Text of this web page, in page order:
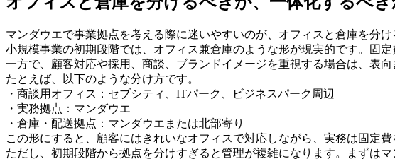
マンダウエで事業拠点を考える際に迷いやすいのが、オフィスと倉庫を分け
小規模事業の初期段階では、オフィス兼倉庫のような形が現実的です。固
一方で、顧客対応や採用、商談、ブランドイメージを重視する場合は、表
たとえば、以下のような分け方です。
・商談用オフィス：セブシティ、ITパーク、ビジネスパーク周辺
・実務拠点：マンダウエ
・倉庫・配送拠点：マンダウエまたは北部寄り
この形にすると、顧客にはきれいなオフィスで対応しながら、実務は固定費
ただし、初期段階から拠点を分けすぎると管理が複雑になります。まずは